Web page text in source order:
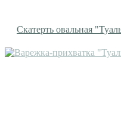
Скатерть овальная